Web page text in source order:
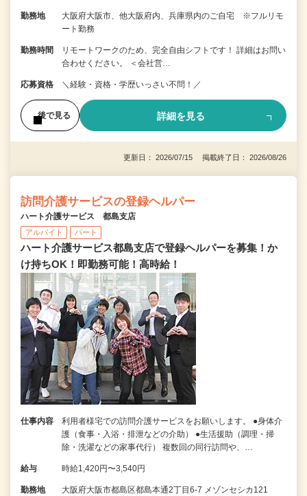
勤務地
大阪府大阪市、他大阪府内、兵庫県内のご自宅 ※フルリモ
ート勤務
勤務時間
リモートワークのため、完全自由シフトです！ 詳細はお問い
合わせください。 ＜会社営…
応募資格 ＼経験・資格・学歴いっさい不問！／
後で見る 詳細を見る
更新日： 2026/07/15 掲載終了日： 2026/08/26
訪問介護サービスの登録ヘルパー
ハート介護サービス 都島支店
アルバイト パート
ハート介護サービス都島支店で登録ヘルパーを募集！か
け持ちOK！即勤務可能！高時給！
仕事内容
利用者様宅での訪問介護サービスをお願いします。 ●身体介
護（食事・入浴・排泄などの介助） ●生活援助（調理・掃
除・洗濯などの家事代行） 複数回の同行訪問や、…
給与 時給1,420円〜3,540円
勤務地 大阪府大阪市都島区都島本通2丁目6-7 メゾンセシカ121